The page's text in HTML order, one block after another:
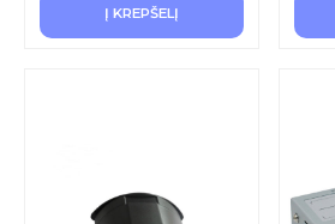
Į KREPŠELĮ